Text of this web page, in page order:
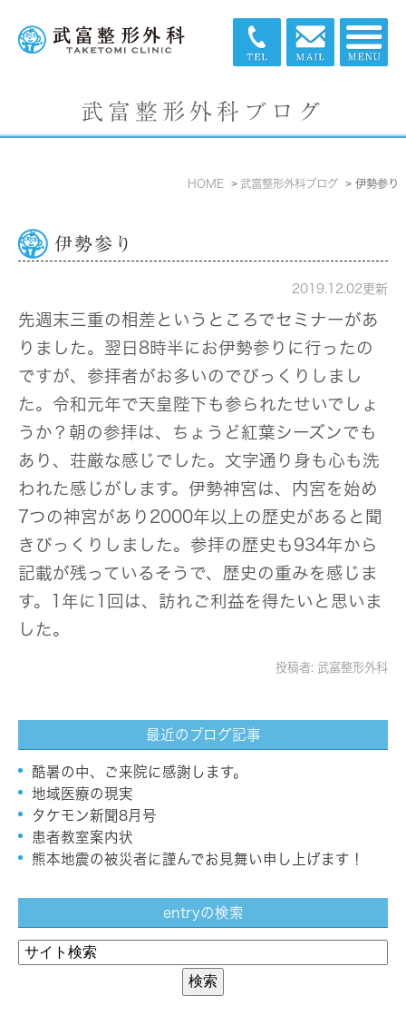
武富整形外科ブログ
HOME 武富整形外科ブログ 伊勢参り
伊勢参り
2019.12.02更新
先週末三重の相差というところでセミナーがあ
りました。翌日8時半にお伊勢参りに行ったの
ですが、参拝者がお多いのでびっくりしまし
た。令和元年で天皇陛下も参られたせいでしょ
うか？朝の参拝は、ちょうど紅葉シーズンでも
あり、荘厳な感じでした。文字通り身も心も洗
われた感じがします。伊勢神宮は、内宮を始め
7つの神宮があり2000年以上の歴史があると聞
きびっくりしました。参拝の歴史も934年から
記載が残っているそうで、歴史の重みを感じま
す。1年に1回は、訪れご利益を得たいと思いま
した。
投稿者: 武富整形外科
最近のブログ記事
酷暑の中、ご来院に感謝します。
地域医療の現実
タケモン新聞8月号
患者教室案内状
熊本地震の被災者に謹んでお見舞い申し上げます！
entryの検索